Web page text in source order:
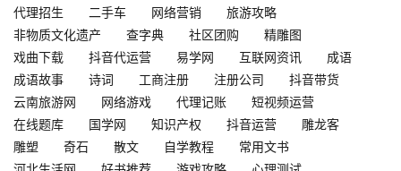
代理招生
二手车 网络营销
旅游攻略
非物质文化遗产
查字典 社区团购
精雕图
戏曲下载
抖音代运营 易学网 互联网资讯
成语
成语故事
诗词 工商注册 注册公司
抖音带货
云南旅游网
网络游戏 代理记账
短视频运营
在线题库
国学网 知识产权 抖音运营
雕龙客
雕塑
奇石 散文 自学教程
常用文书